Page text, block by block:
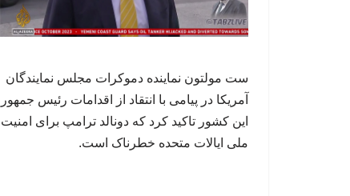
ست مولتون نماینده دموکرات مجلس نمایندگان
آمریکا در پیامی با انتقاد از اقدامات رئیس جمهور
این کشور تاکید کرد که دونالد ترامپ برای امنیت
ملی ایالات متحده خطرناک است.